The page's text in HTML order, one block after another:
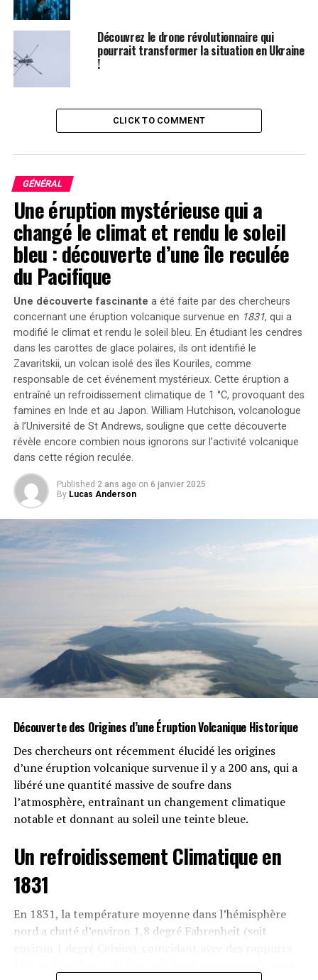
système de Propulsion Chimera
: Une Révolution Technologique
Hermeus développe également un moteur à cycle
combiné basé sur turbine (TBCC) nommé Chimera qui
combine deux types moteurs :
Turbofan :Pour les vitesses inférieures.
Pulsejet : Pour les vitesses plus élevées.
Cette version améliorée est plus grande et utilise un
moteur F100 au lieu d’un J85 traditionnel. De plus,
augmentant la vitesse des turbines pour optimiser la
performance dès le début du vol grâce au mode
Découvrez le drone révolutionnaire qui
pourrait transformer la situation en Ukraine
!
CLICK TO COMMENT
GÉNÉRAL
Une éruption mystérieuse qui a
changé le climat et rendu le soleil
bleu : découverte d’une île reculée
du Pacifique
Une découverte fascinante a été faite par des chercheurs
concernant une éruption volcanique survenue en 1831, qui a
modifié le climat et rendu le soleil bleu. En étudiant les cendres
dans les carottes de glace polaires, ils ont identifié le
Zavaritskii, un volcan isolé des îles Kouriles, comme
responsable de cet événement mystérieux. Cette éruption a
entraîné un refroidissement climatique de 1 °C, provoquant des
famines en Inde et au Japon. William Hutchison, volcanologue
à l’Université de St Andrews, souligne que cette découverte
révèle encore combien nous ignorons sur l’activité volcanique
dans cette région reculée.
Published 2 ans ago on 6 janvier 2025
By Lucas Anderson
Découverte des Origines d’une Éruption Volcanique Historique
Des chercheurs ont récemment élucidé les origines
d’une éruption volcanique survenue il y a 200 ans, qui a
libéré une quantité massive de soufre dans
l’atmosphère, entraînant un changement climatique
notable et donnant au soleil une teinte bleue.
Un refroidissement Climatique en
1831
En 1831, la température moyenne dans l’hémisphère
nord a chuté d’environ 1,8 degré Fahrenheit (soit